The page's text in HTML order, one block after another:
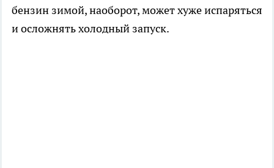
бензин зимой, наоборот, может хуже испаряться
и осложнять холодный запуск.